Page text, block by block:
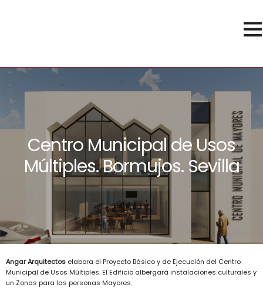
Centro Municipal de Usos
Múltiples. Bormujos. Sevilla
Angar Arquitectos elabora el Proyecto Básico y de Ejecución del Centro
Municipal de Usos Múltiples. El Edificio albergará instalaciones culturales y
un Zonas para las personas Mayores.